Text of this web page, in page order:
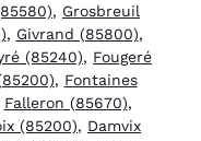
, Grosbreuil
, Givrand (85800),
(85240), Fougeré
, Fontaines
Falleron (85670),
(85200), Damvix